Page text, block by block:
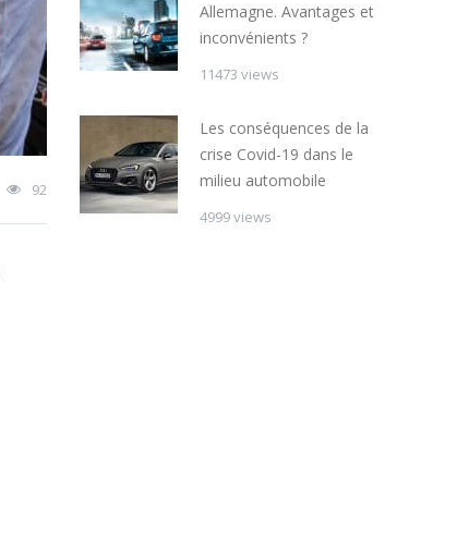
92
Allemagne. Avantages et
inconvénients ?
11473 views
Les conséquences de la
crise Covid-19 dans le
milieu automobile
4999 views